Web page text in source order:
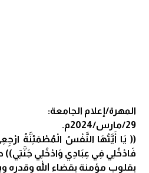
المهرة/إعلام الجامعة:
29/مارس/2024م.
(( يَا أَيَّتُهَا النَّفْسُ الْمُطْمَئِنَّةُ
فَادْخُلِي فِي عِبَادِي وَادْخُلِي جَنَّتِي))
بقلوب مؤمنة بقضاء الله وقدره